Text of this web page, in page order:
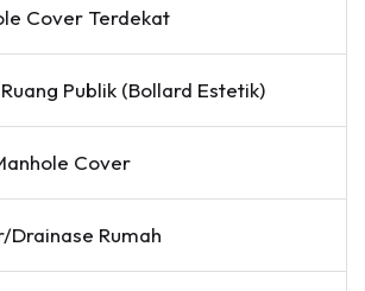
Cover Terdekat
Publik (Bollard Estetik)
Cover
Drainase Rumah